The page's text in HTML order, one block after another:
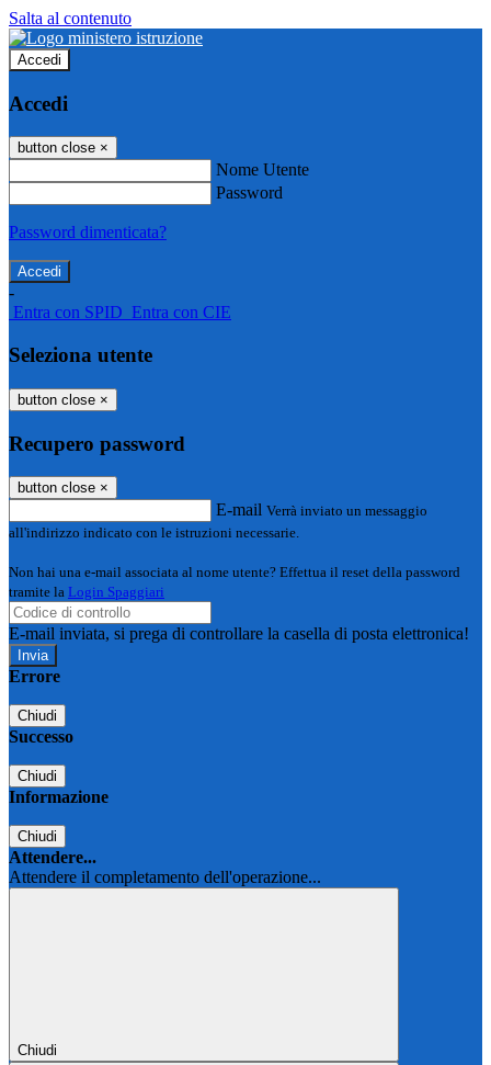
Salta al contenuto
Accedi
Accedi
button close ×
Nome Utente
Password
Password dimenticata?
-
Entra con SPID Entra con CIE
Seleziona utente
button close ×
Recupero password
button close ×
E-mail Verrà inviato un messaggio
all'indirizzo indicato con le istruzioni necessarie.
Non hai una e-mail associata al nome utente? Effettua il reset della password
tramite la Login Spaggiari
E-mail inviata, si prega di controllare la casella di posta elettronica!
Errore
Chiudi
Successo
Chiudi
Informazione
Chiudi
Attendere...
Attendere il completamento dell'operazione...
Chiudi